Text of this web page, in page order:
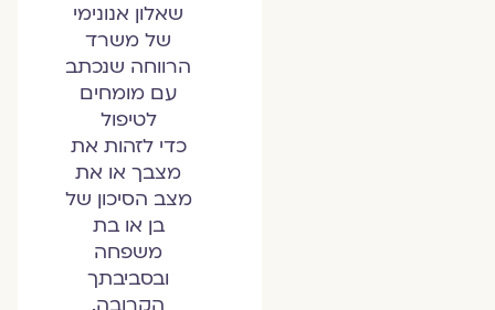
שאלון אנונימי
של משרד
הרווחה שנכתב
עם מומחים
לטיפול
כדי לזהות את
מצבך או את
מצב הסיכון של
בן או בת
משפחה
ובסביבתך